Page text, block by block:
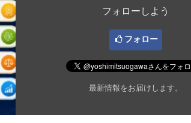
フォローしよう
フォロー
最新情報をお届けします。